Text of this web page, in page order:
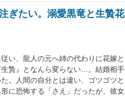
ぎたい。溺愛黒竜と生贄花
い、龍人の元へ姉の代わりに花嫁と
贄』となんら変らない…。結婚相手
。人間の自分とは違い、ゴツゴツと
に恐怖する「さえ」だったが、彼女